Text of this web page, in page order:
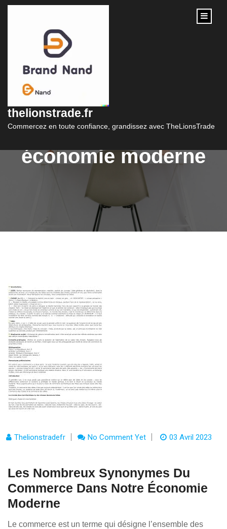
content
thelionstrade.fr
Commercez en toute confiance, grandissez avec TheLionsTrade
synonymes du
commerce dans notre
économie moderne
Thelionstradefr No Comment Yet 03 Avril 2023
Les Nombreux Synonymes Du
Commerce Dans Notre Économie
Moderne
Le commerce est un terme qui désigne l’ensemble des